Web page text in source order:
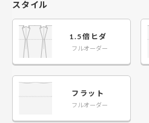
スタイル
1.5倍ヒダ
フルオーダー
フラット
フルオーダー